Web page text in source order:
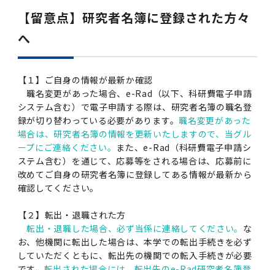
その他の情報公開
研究不正の防止
会計監査人候補者の決定について
教育等の情報
動物実験等に関する情報
女性活躍推進法による一般事業主行動計画
ン
女性活躍推進法による一般事業主行動計画
次世代育成支援対策推進法による一般事業主行
動計画
女性の活躍推進に向けた取り組み
次世代認定マーク「くるみん」を取得しました
（基準適合一般事業主認定）
卒業後の進路データ
サークル紹介
大学祭
留学について
キャンパス見学 ※現在は受け付けておりませ
ん
ILA国府台 公開講座等のお知らせ
キャンパス紹介
Call for Applications to Science Tokyo
SPRING（MD）Program for the 2024
Academic Year by Eligible Students
(*Autumn admission)
令和６年度（２０２４年度）総合知と癒しの次
世代フロントランナー育成プログラム（医歯学
系）「Science Tokyo SPRING (医歯学系)」
（旧TMDU卓越大学院生制度）対象学生（秋入
学対象）の募集について
Call for Applications to TMDU-SPRING
Program) for the 2024 Academic Year
令和6年度（2024年度）東京医科歯科大学
証明書関係トップ
教養部在学生
医学部在学生
歯学部在学生
大学院在学生
附属学校在学生
障がいのある学生サポート
障がいのある学生サポートトップ
修学上の支援について
学生相談支援室
障害を理由とする差別の解消の推進に関する対
応要領
バリアフリーマップ
困りごと対策貸出グッズ
文部科学省からのお知らせ
令和７年度（２０２５年度）新入生向けPC購
入推奨仕様書
令和６年度（２０２４年度）東京医科歯科大学
「研究者早期育成コース」採用決定通知書授与
式を行いました。
令和５年度（２０２３年度）東京医科歯科大学
「研究者早期育成コース及び研究者養成コー
ス」採用決定通知書授与式を行いました。
学外就職支援イベント
インターンシップ
就職支援サイトリンク集
就職支援ガイド
外国人留学生の就職情報について
就職活動体験談について
OB・OG情報について
フィットネスルーム・売店
国立美術館キャンパスメンバーズ
Typhoons, and Transportation
Students
医歯学総合研究科博士課程医歯学系専攻履修要
項（シラバス）
概要
医歯学総合研究科博士課程生命理工学系専攻履
修要項（シラバス）
年報
2024年（25.7MB）
2023年（49.5MB）
2022年（38.1 MB）
2021年（PDF：71.9 MB）
2020年 （PDF：67.8MB）
セミナー・特別講義
セミナー・特別講義トップ
2026年度
2025年度
2023年度
設置計画履行状況報告書
設置計画履行状況報告書
年報
年報トップ
2024年（PDF：5.4MB）
2023年（PDF：4.5MB）
2021年（PDF：4.5 MB）
歯科（歯系診療部門）
統合教育機構
統合教育機構トップ
医学・歯学分野における数理・データサイエン
ス・AI教育開発事業
大学統合時の教育・学生生活について（受験生
向け）
Regarding education and student life after
students）
大学統合時の教育・学生生活について（在学生
統合研究機構・統合イノベーション機構
統合研究機構・統合イノベーション機構トップ
統合イノベーション機構
統合イノベーション機構トップ
医療ビッグデータによるトータル・ヘルスケア
イノベーション創出の基盤構築プロジェクト
オープンイノベーションセンター
若手研究者支援センター（統合研究機構）
研究基盤クラスター（統合研究機構）
研究基盤クラスター（統合研究機構）トップ
先端医歯工学創成クラスター（統合研究機構）
オープンイノベーションセンター
統合国際機構
統合情報機構（図書館部門・ITセキュリティ部
門）
統合情報機構（図書館部門・ITセキュリティ部
門）トップ
学生支援・保健管理機構
学生支援・保健管理機構トップ
環境安全管理室
各種委員会関係(学内専用)
特定認定再生医療等委員会
特定認定再生医療等委員会
ヒトES細胞倫理審査委員会
利益相反に関する説明会資料(ダウンロード)(学
内専用)
研究大学強化促進事業に関する情報・評価
【留意点】研究者名簿に登録された方々
へ
【１】ご自身の情報が最新か確認
職名変更があった場合、e-Rad（以下、科研費電子申請
システム含む）で電子申請する際は、研究者名簿の職名登
録が切り替わっている必要があります。職名変更があった
場合は、研究者名簿の情報を更新いたしますので、当グル
ープにご連絡ください。 また、e-Rad（科研費電子申請シ
ステム含む）を通じて、応募等をされる場合は、応募前に
改めてご自身の研究者名簿に登録してある情報が最新から
確認してください。
【２】転出・退職された方
転出・退職した場合、必ず当係に連絡してください。 な
お、他機関に転出した場合は、本学での転出手続きを必ず
していただくともに、転出先の機関での転入手続きが必要